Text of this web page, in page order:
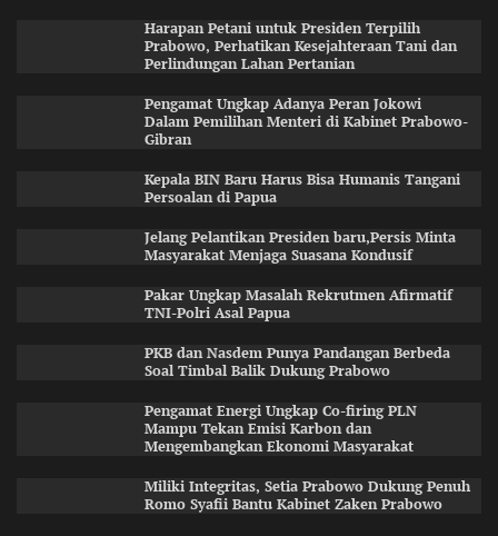
Harapan Petani untuk Presiden Terpilih
Prabowo, Perhatikan Kesejahteraan Tani dan
Perlindungan Lahan Pertanian
Pengamat Ungkap Adanya Peran Jokowi
Dalam Pemilihan Menteri di Kabinet Prabowo-
Gibran
Kepala BIN Baru Harus Bisa Humanis Tangani
Persoalan di Papua
Jelang Pelantikan Presiden baru,Persis Minta
Masyarakat Menjaga Suasana Kondusif
Pakar Ungkap Masalah Rekrutmen Afirmatif
TNI-Polri Asal Papua
PKB dan Nasdem Punya Pandangan Berbeda
Soal Timbal Balik Dukung Prabowo
Pengamat Energi Ungkap Co-firing PLN
Mampu Tekan Emisi Karbon dan
Mengembangkan Ekonomi Masyarakat
Miliki Integritas, Setia Prabowo Dukung Penuh
Romo Syafii Bantu Kabinet Zaken Prabowo